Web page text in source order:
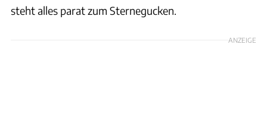
steht alles parat zum Sternegucken.
ANZEIGE